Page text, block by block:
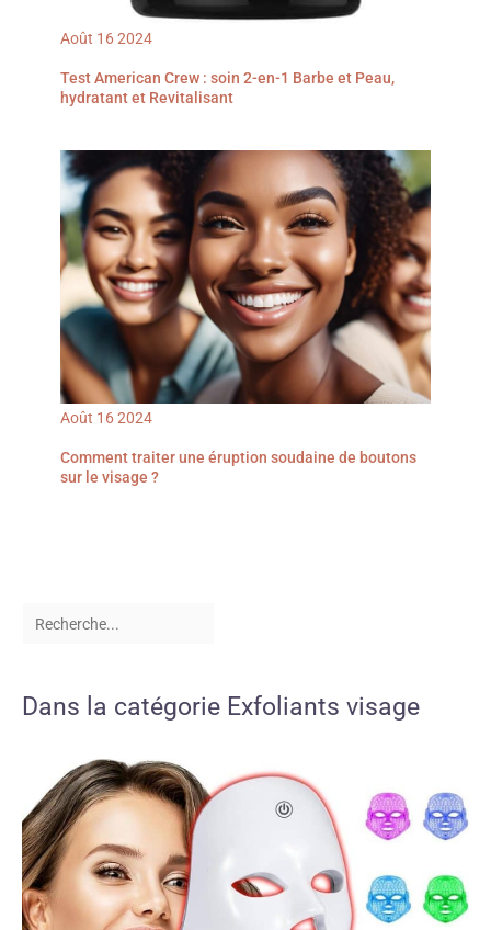
Août 162024
Test American Crew : soin 2-en-1 Barbe et Peau,
hydratant et Revitalisant
Août 162024
Comment traiter une éruption soudaine de boutons
sur le visage ?
Dans la catégorie Exfoliants visage